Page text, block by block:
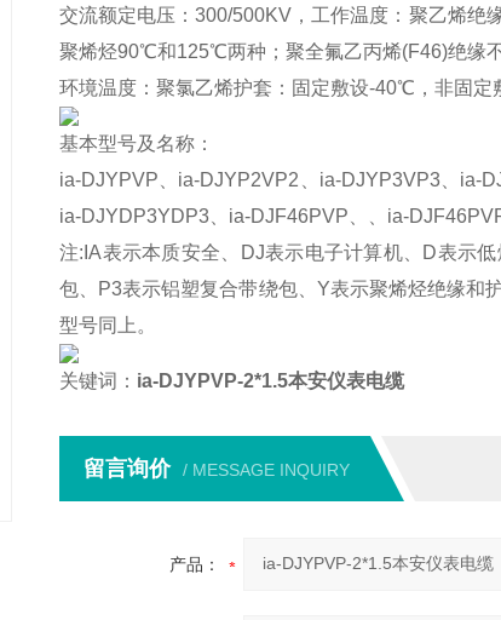
交流额定电压：300/500KV，工作温度：聚乙烯
聚烯烃90℃和125℃两种；聚全氟乙丙烯(F46)绝缘
环境温度：聚氯乙烯护套：固定敷设-40℃，非固
基本型号及名称：
ia-DJYPVP、ia-DJYP2VP2、ia-DJYP3VP3、ia-
ia-DJYDP3YDP3、ia-DJF46PVP、、ia-
注:IA表示本质安全、DJ表示电子计算机、D表示
包、P3表示铝塑复合带绕包、Y表示聚烯烃绝缘和
型号同上。
关键词： ia-DJYPVP-2*1.5本安仪表电缆
留言询价 / MESSAGE INQUIRY
产品：